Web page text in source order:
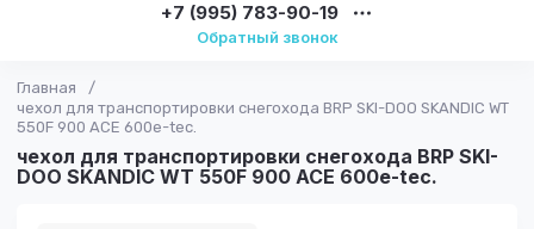
+7 (995) 783-90-19
Обратный звонок
Главная
/
чехол для транспортировки снегохода BRP SKI-DOO SKANDIC WT
550F 900 ACE 600e-tec.
чехол для транспортировки снегохода BRP SKI-
DOO SKANDIC WT 550F 900 ACE 600e-tec.